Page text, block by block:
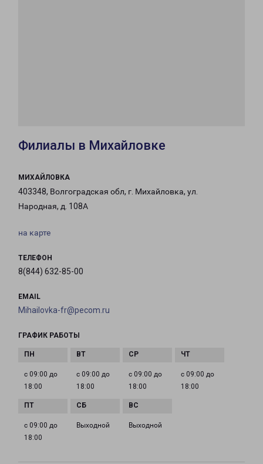
Филиалы в Михайловке
МИХАЙЛОВКА
403348, Волгоградская обл, г. Михайловка, ул.
Народная, д. 108А
на карте
ТЕЛЕФОН
8(844) 632-85-00
EMAIL
Mihailovka-fr@pecom.ru
ГРАФИК РАБОТЫ
с 09:00 до
18:00
с 09:00 до
18:00
с 09:00 до
18:00
с 09:00 до
18:00
с 09:00 до
18:00
Выходной Выходной